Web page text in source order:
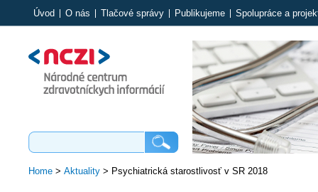
Úvod O nás Tlačové správy Publikujeme Spolupráce a
Home> Aktuality> Psychiatrická starostlivosť v SR 2018